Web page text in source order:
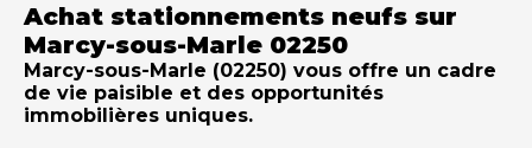
Achat stationnements neufs sur
Marcy-sous-Marle 02250
Marcy-sous-Marle (02250) vous offre un cadre
de vie paisible et des opportunités
immobilières uniques.